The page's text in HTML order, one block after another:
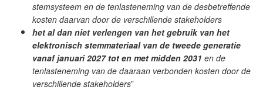
stemsysteem en de tenlasteneming van de desbetreffende
kosten daarvan door de verschillende stakeholders
het al dan niet verlengen van het gebruik van het
elektronisch stemmateriaal van de tweede generatie
vanaf januari 2027 tot en met midden 2031 en de
tenlasteneming van de daaraan verbonden kosten door de
verschillende stakeholders”